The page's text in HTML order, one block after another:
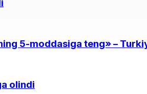
5-moddasiga teng» –
olindi